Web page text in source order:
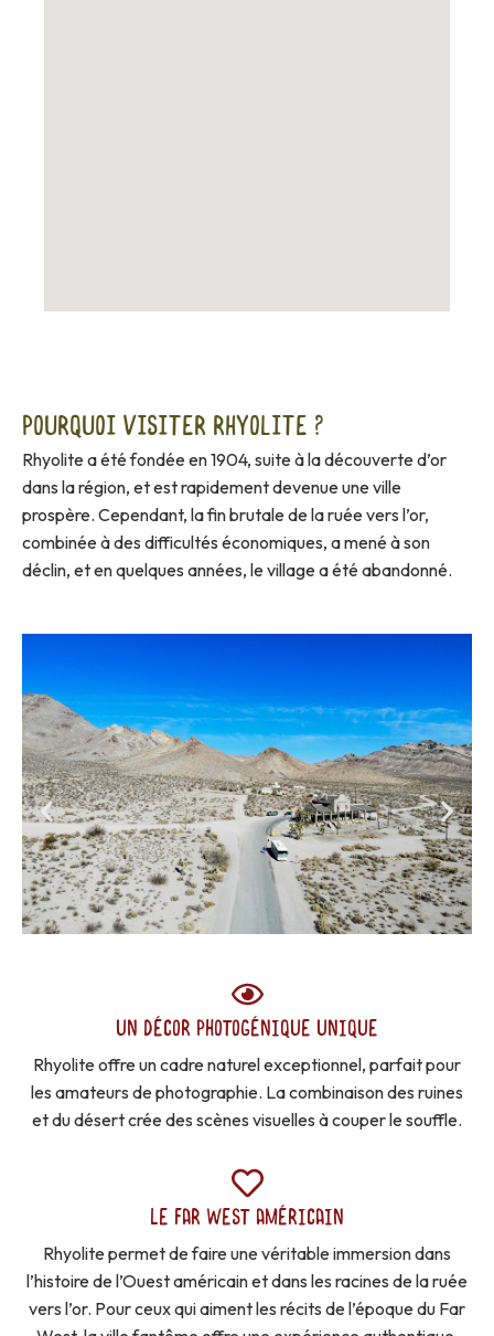
Pourquoi visiter Rhyolite ?
Rhyolite a été fondée en 1904, suite à la découverte d’or
dans la région, et est rapidement devenue une ville
prospère. Cependant, la fin brutale de la ruée vers l’or,
combinée à des difficultés économiques, a mené à son
déclin, et en quelques années, le village a été abandonné.
UN DÉCOR PHOTOGÉNIQUE UNIQUE
Rhyolite offre un cadre naturel exceptionnel, parfait pour
les amateurs de photographie. La combinaison des ruines
et du désert crée des scènes visuelles à couper le souffle.
LE FAR WEST AMÉRICAIN
Rhyolite permet de faire une véritable immersion dans
l’histoire de l’Ouest américain et dans les racines de la ruée
vers l’or. Pour ceux qui aiment les récits de l’époque du Far